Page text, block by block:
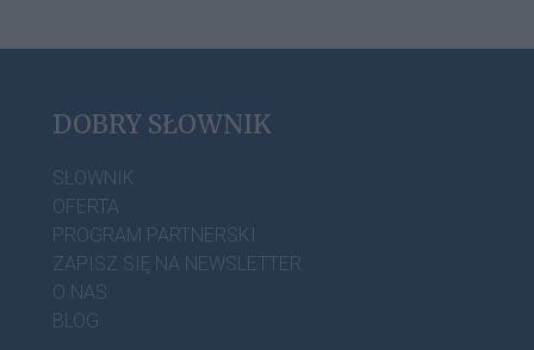
DOBRY SŁOWNIK
SŁOWNIK
OFERTA
PROGRAM PARTNERSKI
ZAPISZ SIĘ NA NEWSLETTER
O NAS
BLOG